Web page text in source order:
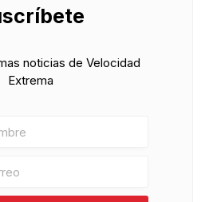
noticias de Velocidad
Extrema